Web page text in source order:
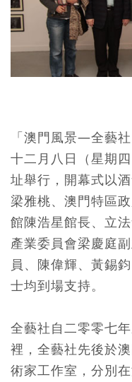
「澳門風景—全藝
十二月八日（星期
址舉行，開幕式以
梁雅桃、澳門特區
館陳浩星館長、立
產業委員會梁慶庭
員、陳偉輝、黃錫
士均到場支持。
全藝社自二零零七
裡，全藝社先後於
術家工作室，分別